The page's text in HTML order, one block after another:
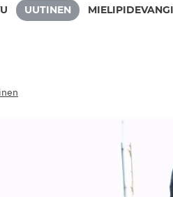
UUTINEN